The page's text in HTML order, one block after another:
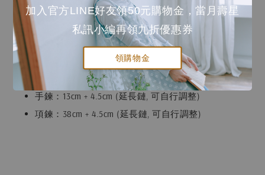
加入官方LINE好友領50元購物金，當月壽星
私訊小編再領九折優惠券
領購物金
耳夾、耳勾：黃銅鍍K金再加上一層保護膜。
圖案：黃銅鍍K金再加上一層保護膜。乾琺瑯上色。
手鍊/項鍊：黃銅鍍K金再加上一層保護膜。
手鍊/項鍊尺寸
手鍊：13cm + 4.5cm (延長鏈, 可自行調整)
項鍊：38cm + 4.5cm (延長鏈, 可自行調整)